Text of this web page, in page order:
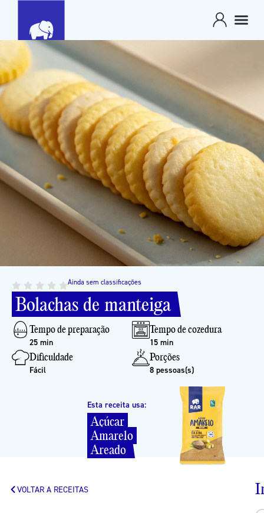
Ainda sem classificações
Bolachas de manteiga
Tempo de preparação
25 min
Tempo de cozedura
15 min
Dificuldade
Fácil
Porções
8 pessoas(s)
Esta receita usa:
Açúcar
Amarelo
Areado
VOLTAR A RECEITAS